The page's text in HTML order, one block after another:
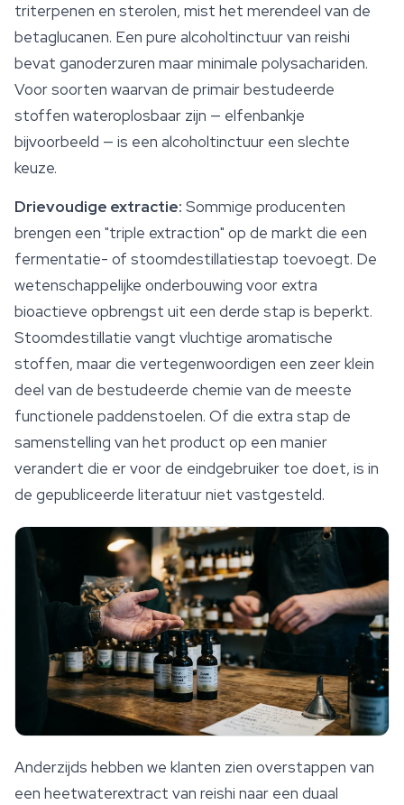
triterpenen en sterolen, mist het merendeel van de
betaglucanen. Een pure alcoholtinctuur van reishi
bevat ganoderzuren maar minimale polysachariden.
Voor soorten waarvan de primair bestudeerde
stoffen wateroplosbaar zijn — elfenbankje
bijvoorbeeld — is een alcoholtinctuur een slechte
keuze.
Drievoudige extractie: Sommige producenten
brengen een "triple extraction" op de markt die een
fermentatie- of stoomdestillatiestap toevoegt. De
wetenschappelijke onderbouwing voor extra
bioactieve opbrengst uit een derde stap is beperkt.
Stoomdestillatie vangt vluchtige aromatische
stoffen, maar die vertegenwoordigen een zeer klein
deel van de bestudeerde chemie van de meeste
functionele paddenstoelen. Of die extra stap de
samenstelling van het product op een manier
verandert die er voor de eindgebruiker toe doet, is in
de gepubliceerde literatuur niet vastgesteld.
Anderzijds hebben we klanten zien overstappen van
een heetwaterextract van reishi naar een duaal